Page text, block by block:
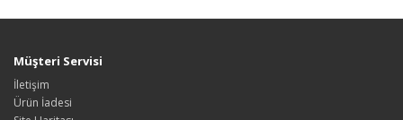
Müşteri Servisi
İletişim
Ürün İadesi